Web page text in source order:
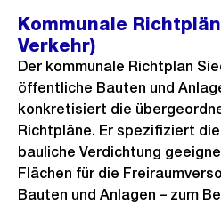
Kommunale
Verkehr)
Der kommunale Richtplan
öffentliche Bauten und
konkretisiert die
Richtpläne. Er spezifiziert
bauliche Verdichtung
Flächen für die
Bauten und Anlagen – zum